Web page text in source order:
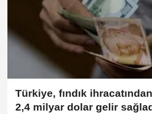
Türkiye, fındık
2,4 milyar dolar gelir